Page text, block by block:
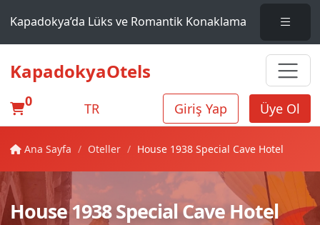
Kapadokya’da Lüks ve Romantik Konaklama
KapadokyaOtels
0 TR Giriş Yap Üye Ol
Ana Sayfa Oteller House 1938 Special Cave Hotel
House 1938 Special Cave Hotel